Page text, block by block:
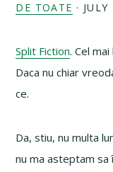
DE TOATE ·
Split Fiction. Cel
Daca nu chiar
ce.
Da, stiu, nu multa
nu ma asteptam sa